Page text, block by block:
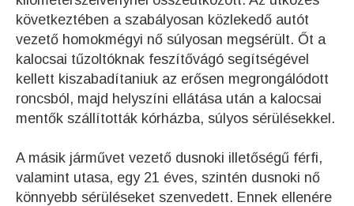
következtében a szabályosan közlekedő autót
vezető homokmégyi nő súlyosan megsérült. Őt a
kalocsai tűzoltóknak feszítővágó segítségével
kellett kiszabadítaniuk az erősen megrongálódott
roncsból, majd helyszíni ellátása után a kalocsai
mentők szállították kórházba, súlyos sérülésekkel.
A másik járművet vezető dusnoki illetőségű férfi,
valamint utasa, egy 21 éves, szintén dusnoki nő
könnyebb sérüléseket szenvedett. Ennek ellenére